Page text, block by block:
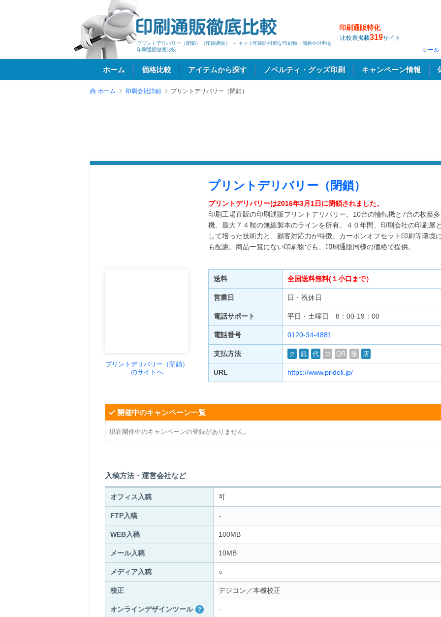
プリントデリバリー（閉鎖）（印刷通販） ～ ネット印刷の可能な印刷物・価格や評判を
印刷通販徹底比較
印刷通販特化
比較表掲載319サイト
シー
ホーム 価格比較 アイテムから探す ノベルティ・グッズ印刷 キャンペーン情報
ホーム 印刷会社詳細 プリントデリバリー（閉鎖）
プリントデリバリー（閉鎖）
プリントデリバリーは2016年3月1日に閉鎖されました。
印刷工場直販の印刷通販プリントデリバリー。10台の輪転機と7台の枚葉
機、最大７４鞍の無線製本のラインを所有。４０年間、印刷会社の印刷屋
して培った技術力と、顧客対応力が特徴。カーボンオフセット印刷等環境
も配慮。商品一覧にない印刷物でも、印刷通販同様の価格で提供。
プリントデリバリー（閉鎖）
のサイトへ
送料 全国送料無料(１小口まで）
営業日 日・祝休日
電話サポート 平日・土曜日 8：00-19：00
電話番号 0120-34-4881
支払方法 ク 銀 代 コ QR 後 店
URL https://www.prideli.jp/
開催中のキャンペーン一覧
現在開催中のキャンペーンの登録がありません。
入稿方法・運営会社など
オフィス入稿 可
FTP入稿 -
WEB入稿 100MB
メール入稿 10MB
メディア入稿 ○
校正 デジコン／本機校正
オンラインデザインツール -